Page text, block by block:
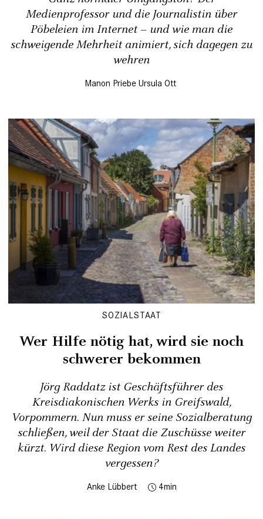
Medienprofessor ­und die Journalistin über
Pöbeleien im Internet – und wie man die
schweigende Mehrheit animiert, sich dagegen zu
wehren
Manon Priebe Ursula Ott
SOZIALSTAAT
Wer Hilfe nötig hat, wird sie noch
schwerer bekommen
Jörg Raddatz ist Geschäftsführer des
Kreisdiakonischen Werks in Greifswald,
Vorpommern. Nun muss er seine Sozialberatung
schließen, weil der Staat die Zuschüsse weiter
kürzt. Wird diese Region vom Rest des Landes
vergessen?
Anke Lübbert 4